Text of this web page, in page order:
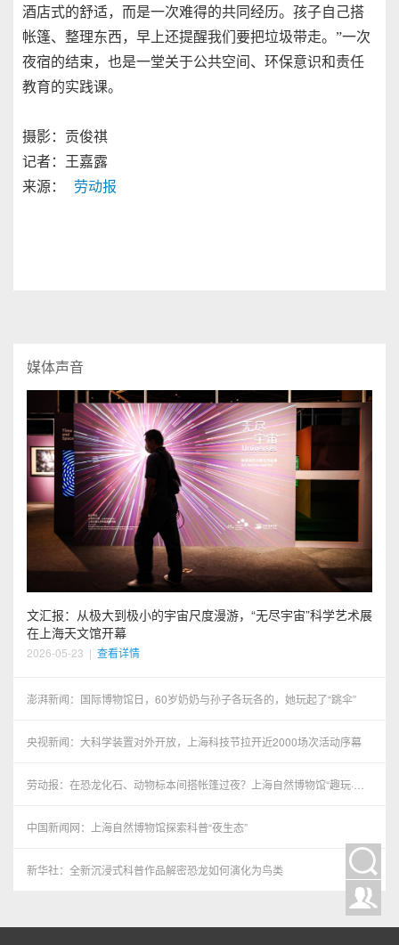
酒店式的舒适，而是一次难得的共同经历。孩子自己搭
帐篷、整理东西，早上还提醒我们要把垃圾带走。”一次
夜宿的结束，也是一堂关于公共空间、环保意识和责任
教育的实践课。
摄影：贡俊祺
记者：王嘉露
来源：
劳动报
媒体声音
文汇报：从极大到极小的宇宙尺度漫游，“无尽宇宙”科学艺术展
在上海天文馆开幕
2026-05-23 | 查看详情
澎湃新闻：国际博物馆日，60岁奶奶与孙子各玩各的，她玩起了“跳伞”
央视新闻：大科学装置对外开放，上海科技节拉开近2000场次活动序幕
劳动报：在恐龙化石、动物标本间搭帐篷过夜？上海自然博物馆“趣玩·博
中国新闻网：上海自然博物馆探索科普“夜生态”
新华社：全新沉浸式科普作品解密恐龙如何演化为鸟类